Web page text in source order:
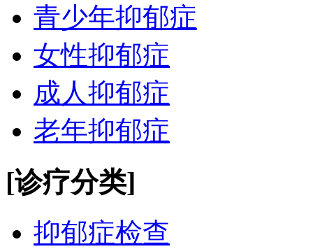
青少年抑郁症
女性抑郁症
成人抑郁症
老年抑郁症
[诊疗分类]
抑郁症检查